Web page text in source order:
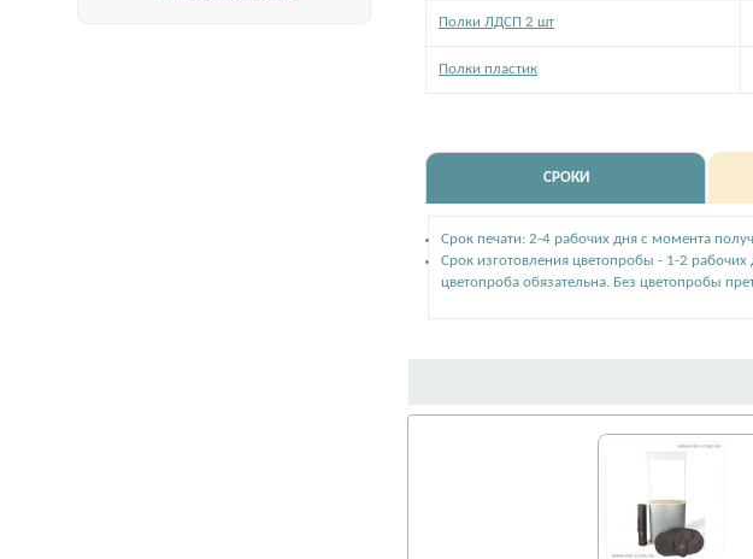
Полки ЛДСП 2 шт
Полки пластик
СРОКИ
Срок печати: 2-4 рабочих дня с момента
Срок изготовления цветопробы - 1-2 рабочих
цветопроба обязательна. Без цветопробы